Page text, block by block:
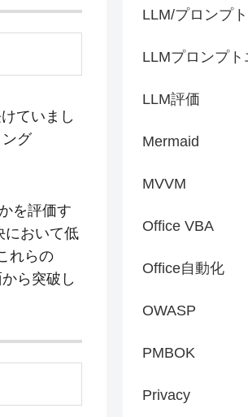
ていまし
グ
を評価す
において低
れらの
ら突破し
LLM/プロンプ
LLMプロンプ
LLM評価
Mermaid
MVVM
Office VBA
Office自動化
OWASP
PMBOK
Privacy